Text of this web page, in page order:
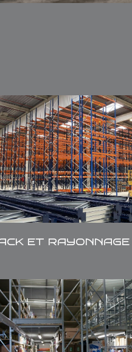
ou rack à palettes
d'installations
adaptées aux
de marchandises sur
ET RAYONNAGE
semi-lourds
aux charges moyennes
Notre rayonnage
en plus de l’avantage de